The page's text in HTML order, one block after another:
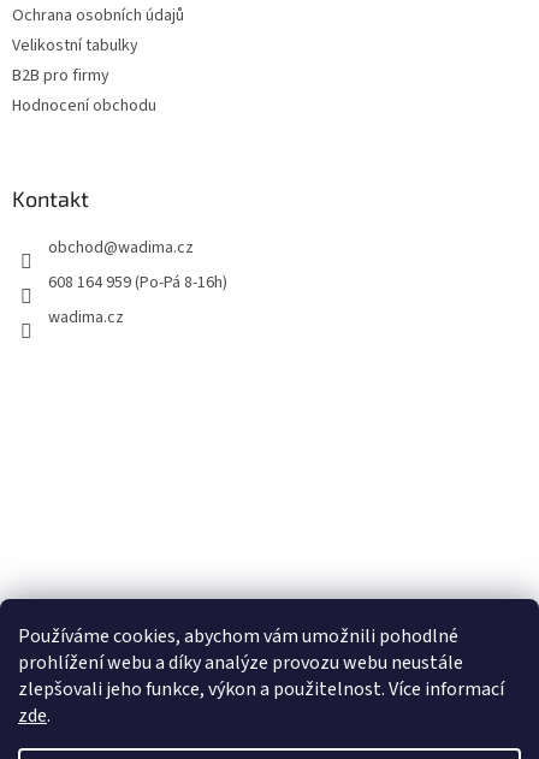
Používáme cookies, abychom vám umožnili pohodlné
prohlížení webu a díky analýze provozu webu neustále
zlepšovali jeho funkce, výkon a použitelnost. Více informací
zde.
Ochrana osobních údajů
Velikostní tabulky
B2B pro firmy
Hodnocení obchodu
Kontakt
obchod@wadima.cz
608 164 959 (Po-Pá 8-16h)
wadima.cz